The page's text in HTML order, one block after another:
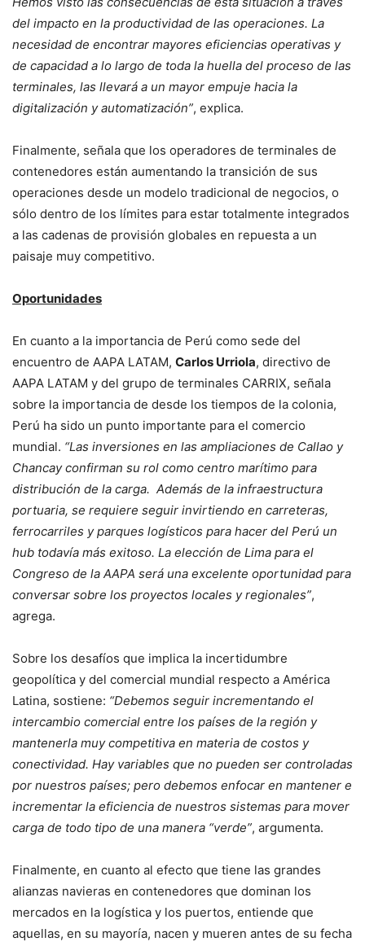
del impacto en la productividad de las operaciones. La
necesidad de encontrar mayores eficiencias operativas y
de capacidad a lo largo de toda la huella del proceso de las
terminales, las llevará a un mayor empuje hacia la
digitalización y automatización”, explica.
Finalmente, señala que los operadores de terminales de
contenedores están aumentando la transición de sus
operaciones desde un modelo tradicional de negocios, o
sólo dentro de los límites para estar totalmente integrados
a las cadenas de provisión globales en repuesta a un
paisaje muy competitivo.
Oportunidades
En cuanto a la importancia de Perú como sede del
encuentro de AAPA LATAM, Carlos Urriola, directivo de
AAPA LATAM y del grupo de terminales CARRIX, señala
sobre la importancia de desde los tiempos de la colonia,
Perú ha sido un punto importante para el comercio
mundial. “Las inversiones en las ampliaciones de Callao y
Chancay confirman su rol como centro marítimo para
distribución de la carga. Además de la infraestructura
portuaria, se requiere seguir invirtiendo en carreteras,
ferrocarriles y parques logísticos para hacer del Perú un
hub todavía más exitoso. La elección de Lima para el
Congreso de la AAPA será una excelente oportunidad para
conversar sobre los proyectos locales y regionales”,
agrega.
Sobre los desafíos que implica la incertidumbre
geopolítica y del comercial mundial respecto a América
Latina, sostiene: “Debemos seguir incrementando el
intercambio comercial entre los países de la región y
mantenerla muy competitiva en materia de costos y
conectividad. Hay variables que no pueden ser controladas
por nuestros países; pero debemos enfocar en mantener e
incrementar la eficiencia de nuestros sistemas para mover
carga de todo tipo de una manera “verde”, argumenta.
Finalmente, en cuanto al efecto que tiene las grandes
alianzas navieras en contenedores que dominan los
mercados en la logística y los puertos, entiende que
aquellas, en su mayoría, nacen y mueren antes de su fecha